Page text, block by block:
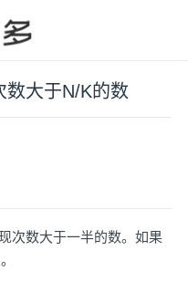
数大于N/K的数
次数大于一半的数。如果